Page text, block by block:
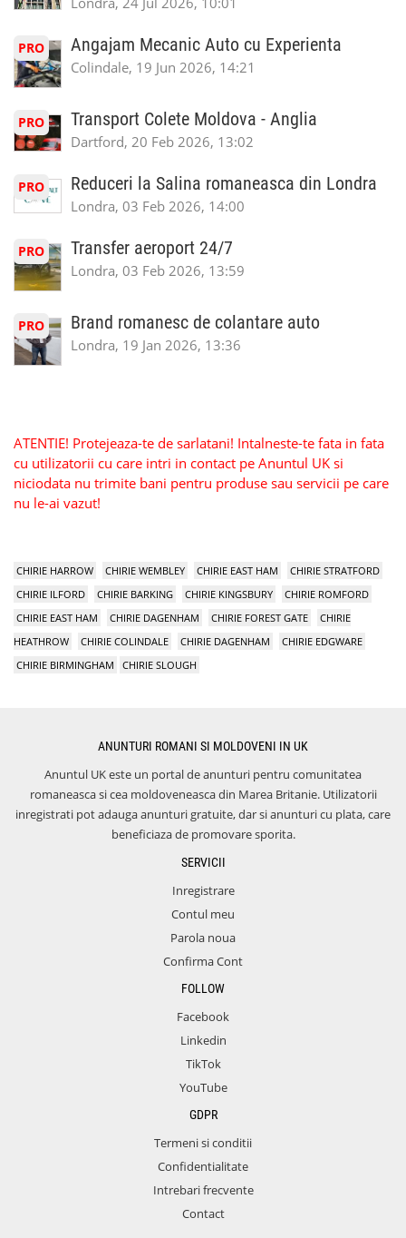
PRO Angajam Mecanic Auto cu Experienta
Colindale, 19 Jun 2026, 14:21
PRO Transport Colete Moldova - Anglia
Dartford, 20 Feb 2026, 13:02
PRO Reduceri la Salina romaneasca din Londra
Londra, 03 Feb 2026, 14:00
PRO Transfer aeroport 24/7
Londra, 03 Feb 2026, 13:59
PRO Brand romanesc de colantare auto
Londra, 19 Jan 2026, 13:36
ATENTIE! Protejeaza-te de sarlatani! Intalneste-te fata in fata
cu utilizatorii cu care intri in contact pe Anuntul UK si
niciodata nu trimite bani pentru produse sau servicii pe care
nu le-ai vazut!
CHIRIE HARROW CHIRIE WEMBLEY CHIRIE EAST HAM
CHIRIE STRATFORD
CHIRIE ILFORD
CHIRIE BARKING CHIRIE KINGSBURY
CHIRIE ROMFORD
CHIRIE EAST HAM
CHIRIE DAGENHAM CHIRIE FOREST GATE
CHIRIE
HEATHROW
CHIRIE COLINDALE CHIRIE DAGENHAM
CHIRIE EDGWARE
CHIRIE BIRMINGHAM
CHIRIE SLOUGH
ANUNTURI ROMANI SI MOLDOVENI IN UK
Anuntul UK este un portal de anunturi pentru comunitatea
romaneasca si cea moldoveneasca din Marea Britanie. Utilizatorii
inregistrati pot adauga anunturi gratuite, dar si anunturi cu plata, care
beneficiaza de promovare sporita.
SERVICII
Inregistrare
Contul meu
Parola noua
Confirma Cont
FOLLOW
Facebook
Linkedin
TikTok
YouTube
GDPR
Termeni si conditii
Confidentialitate
Intrebari frecvente
Contact